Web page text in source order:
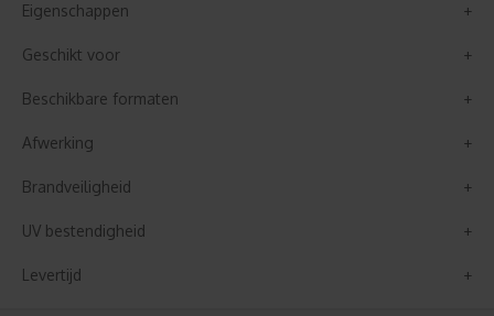
Eigenschappen
Geschikt voor
Beschikbare formaten
Afwerking
Brandveiligheid
UV bestendigheid
Levertijd